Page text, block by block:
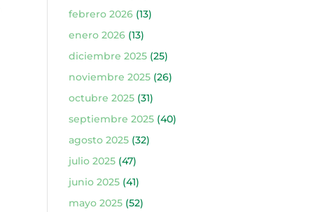
febrero 2026(13)
enero 2026(13)
diciembre 2025(25)
noviembre 2025(26)
octubre 2025(31)
septiembre 2025(40)
agosto 2025(32)
julio 2025(47)
junio 2025(41)
mayo 2025(52)